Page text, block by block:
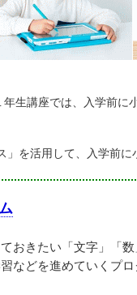
年生講座では、入学前
」を活用して、入学前
おきたい「文字」「
などを進めていくプロ